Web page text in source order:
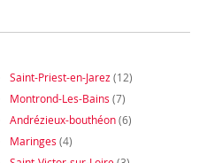
Saint-Priest-en-Jarez (12)
Montrond-Les-Bains (7)
Andrézieux-bouthéon(6)
Maringes (4)